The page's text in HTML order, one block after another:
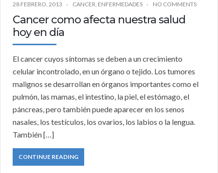
28 FEBRERO, 2013 CANCER, ENFERMEDADES NO COMMENTS
Cancer como afecta nuestra salud
hoy en día
El cancer cuyos síntomas se deben a un crecimiento
celular incontrolado, en un órgano o tejido. Los tumores
malignos se desarrollan en órganos importantes como el
pulmón, las mamas, el intestino, la piel, el estómago, el
páncreas, pero también puede aparecer en los senos
nasales, los testículos, los ovarios, los labios o la lengua.
También […]
CONTINUE READING